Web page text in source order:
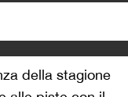
della stagione